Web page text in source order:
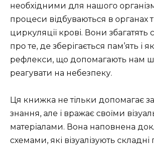
необхідними для нашого
процеси відбуваються в органах
циркуляції крові. Вони збагатять
про те, де зберігається пам’ять і
рефлекси, що допомагають нам
реагувати на небезпеку.
Ця книжка не тільки допомагає
знання, але і вражає своїми
матеріалами. Вона наповнена
схемами, які візуалізують